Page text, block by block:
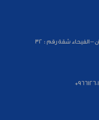
مبنى رقم 4734 , شارع عبدالله سليمان – الفيحاء شقة رقم : 32